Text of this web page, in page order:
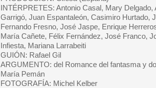
INTÉRPRETES: Antonio Casal, Mary
Garrigó, Juan Espantaleón, Casimiro Hurtado,
Fernando Fresno, José Jaspe, Enrique
María Cañete, Félix Fernández, José Franco,
Infiesta, Mariana Larrabeiti
GUIÓN: Rafael Gil
ARGUMENTO: del Romance del fantasma y
María Pemán
FOTOGRAFÍA: Michel Kelber